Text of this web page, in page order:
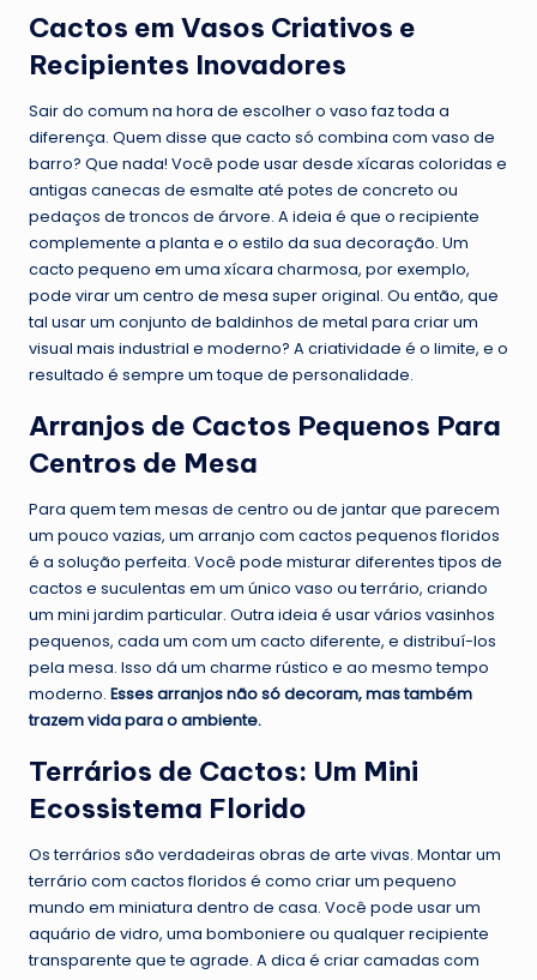
Cactos em Vasos Criativos e
Recipientes Inovadores
Sair do comum na hora de escolher o vaso faz toda a
diferença. Quem disse que cacto só combina com vaso de
barro? Que nada! Você pode usar desde xícaras coloridas e
antigas canecas de esmalte até potes de concreto ou
pedaços de troncos de árvore. A ideia é que o recipiente
complemente a planta e o estilo da sua decoração. Um
cacto pequeno em uma xícara charmosa, por exemplo,
pode virar um centro de mesa super original. Ou então, que
tal usar um conjunto de baldinhos de metal para criar um
visual mais industrial e moderno? A criatividade é o limite, e o
resultado é sempre um toque de personalidade.
Arranjos de Cactos Pequenos Para
Centros de Mesa
Para quem tem mesas de centro ou de jantar que parecem
um pouco vazias, um arranjo com cactos pequenos floridos
é a solução perfeita. Você pode misturar diferentes tipos de
cactos e suculentas em um único vaso ou terrário, criando
um mini jardim particular. Outra ideia é usar vários vasinhos
pequenos, cada um com um cacto diferente, e distribuí-los
pela mesa. Isso dá um charme rústico e ao mesmo tempo
moderno. Esses arranjos não só decoram, mas também
trazem vida para o ambiente.
Terrários de Cactos: Um Mini
Ecossistema Florido
Os terrários são verdadeiras obras de arte vivas. Montar um
terrário com cactos floridos é como criar um pequeno
mundo em miniatura dentro de casa. Você pode usar um
aquário de vidro, uma bomboniere ou qualquer recipiente
transparente que te agrade. A dica é criar camadas com